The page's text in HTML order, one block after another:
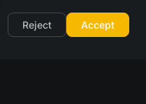
Reject Accept